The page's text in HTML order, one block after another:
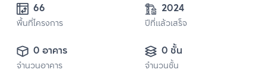
66
พื้นที่โครงการ
2024
ปีที่แล้วเสร็จ
0 อาคาร
จำนวนอาคาร
0 ชั้น
จำนวนชั้น